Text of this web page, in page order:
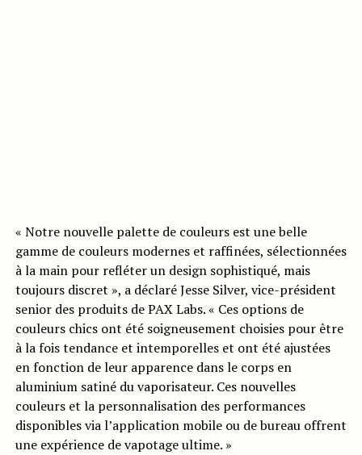
« Notre nouvelle palette de couleurs est une belle
gamme de couleurs modernes et raffinées, sélectionnées
à la main pour refléter un design sophistiqué, mais
toujours discret », a déclaré Jesse Silver, vice-président
senior des produits de PAX Labs. « Ces options de
couleurs chics ont été soigneusement choisies pour être
à la fois tendance et intemporelles et ont été ajustées
en fonction de leur apparence dans le corps en
aluminium satiné du vaporisateur. Ces nouvelles
couleurs et la personnalisation des performances
disponibles via l’application mobile ou de bureau offrent
une expérience de vapotage ultime. »